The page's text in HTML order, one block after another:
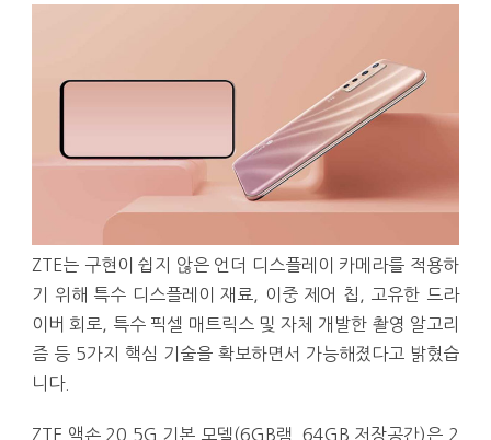
ZTE는 구현이 쉽지 않은 언더 디스플레이 카메라를 적용하
기 위해 특수 디스플레이 재료, 이중 제어 칩, 고유한 드라
이버 회로, 특수 픽셀 매트릭스 및 자체 개발한 촬영 알고리
즘 등 5가지 핵심 기술을 확보하면서 가능해졌다고 밝혔습
니다.
ZTE 액손 20 5G 기본 모델(6GB램_64GB 저장공간)은 2